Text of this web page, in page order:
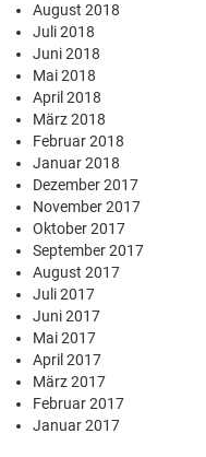
August 2018
Juli 2018
Juni 2018
Mai 2018
April 2018
März 2018
Februar 2018
Januar 2018
Dezember 2017
November 2017
Oktober 2017
September 2017
August 2017
Juli 2017
Juni 2017
Mai 2017
April 2017
März 2017
Februar 2017
Januar 2017